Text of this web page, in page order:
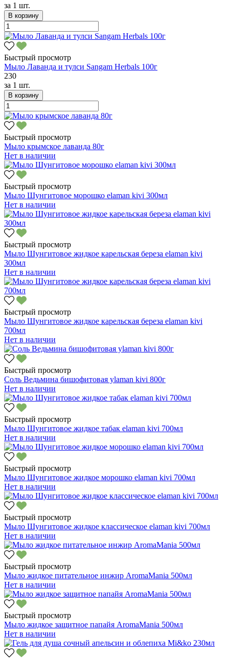
за 1 шт.
В корзину
Быстрый просмотр
Мыло Лаванда и тулси Sangam Herbals 100г
230
за 1 шт.
В корзину
Быстрый просмотр
Мыло крымское лаванда 80г
Нет в наличии
Быстрый просмотр
Мыло Шунгитовое морошко elaman kivi 300мл
Нет в наличии
Быстрый просмотр
Мыло Шунгитовое жидкое карельская береза elaman kivi
300мл
Нет в наличии
Быстрый просмотр
Мыло Шунгитовое жидкое карельская береза elaman kivi
700мл
Нет в наличии
Быстрый просмотр
Соль Ведьмина бишофитовая уlaman kivi 800г
Нет в наличии
Быстрый просмотр
Мыло Шунгитовое жидкое табак elaman kivi 700мл
Нет в наличии
Быстрый просмотр
Мыло Шунгитовое жидкое морошко elaman kivi 700мл
Нет в наличии
Быстрый просмотр
Мыло Шунгитовое жидкое классическое elaman kivi 700мл
Нет в наличии
Быстрый просмотр
Мыло жидкое питательное инжир AromaMania 500мл
Нет в наличии
Быстрый просмотр
Мыло жидкое защитное папайя AromaMania 500мл
Нет в наличии